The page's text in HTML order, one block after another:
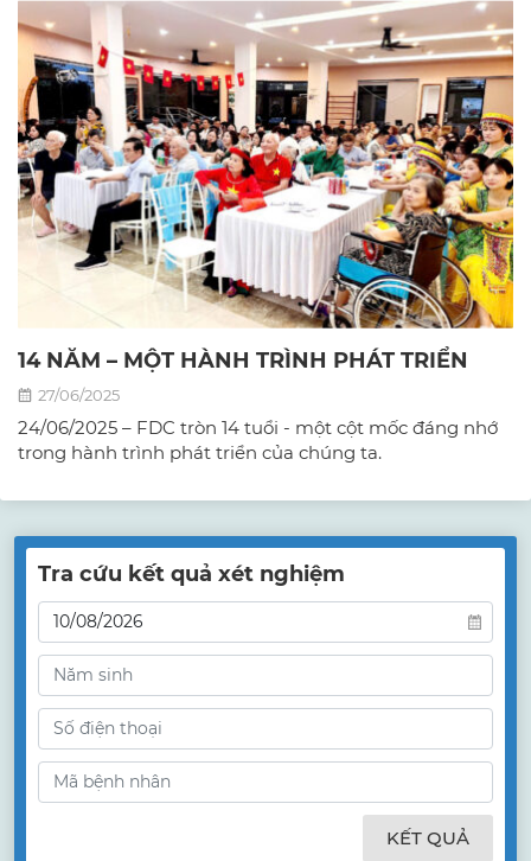
quả nhất tại phòng khám đa khoa Bác sĩ gia đình hà
Nội.
14 NĂM – MỘT HÀNH TRÌNH PHÁT TRIỂN
27/06/2025
24/06/2025 – FDC tròn 14 tuổi - một cột mốc đáng nhớ
trong hành trình phát triển của chúng ta.
Tra cứu kết quả xét nghiệm
KẾT QUẢ